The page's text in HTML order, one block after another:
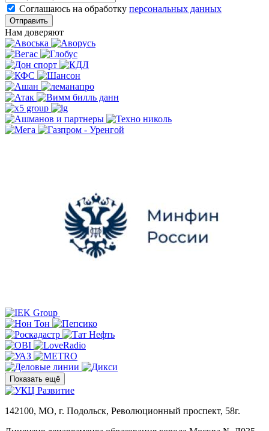
Соглашаюсь на обработку персональных данных
Отправить
Нам доверяют
Показать ещё
142100, МО, г. Подольск, Революционный проспект, 58г.